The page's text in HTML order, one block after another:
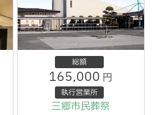
総額
165,000 円
執行営業所
三郷市民葬祭